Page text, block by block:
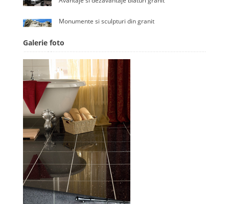
Monumente si sculpturi din granit
Galerie foto